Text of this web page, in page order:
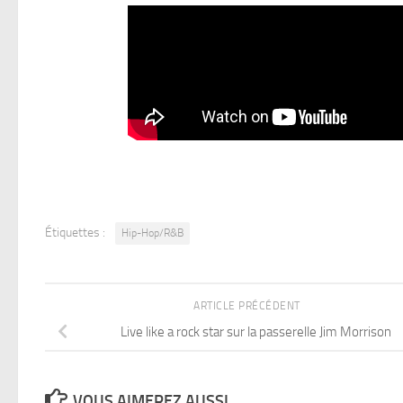
Étiquettes : Hip-Hop/R&B
ARTICLE PRÉCÉDENT
Live like a rock star sur la passerelle Jim Morrison